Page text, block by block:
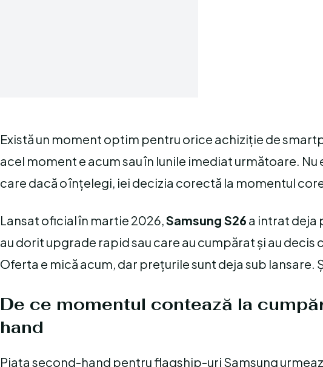
Există un moment optim pentru orice achiziție de
acel moment e acum sau în lunile imediat următoare. Nu
care dacă o înțelegi, iei decizia corectă la momentul
Lansat oficial în martie 2026, Samsung S26 a intrat deja
au dorit upgrade rapid sau care au cumpărat și au decis
Oferta e mică acum, dar prețurile sunt deja sub lansare.
De ce momentul contează la
hand
Piața second-hand pentru flagship-uri Samsung